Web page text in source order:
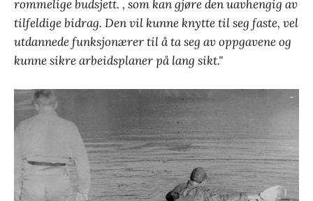
rommelige budsjett. , som kan gjøre den uavhengig av
tilfeldige bidrag. Den vil kunne knytte til seg faste, vel
utdannede funksjonærer til å ta seg av oppgavene og
kunne sikre arbeidsplaner på lang sikt."